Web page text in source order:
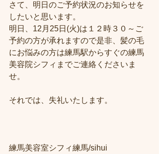
さて、明日のご予約状況のお知らせを
したいと思います。
明日、12月25日(火)は１２時３０～ご
予約の方が承れますので是非、髪の毛
にお悩みの方は練馬駅からすぐの練馬
美容院シフィまでご連絡くださいま
せ。
それでは、失礼いたします。
練馬美容室シフィ練馬/sihui